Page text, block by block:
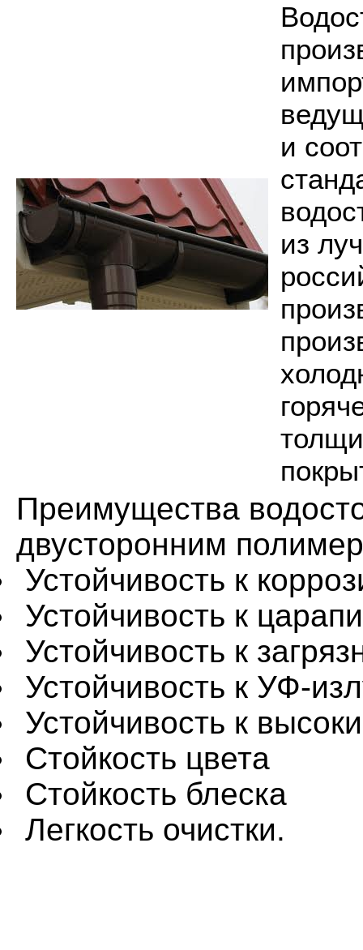
и
из
Преимущества
двусторонним
Устойчивость к
Устойчивость к
Устойчивость к
Устойчивость к УФ-
Устойчивость к
Стойкость цвета
Стойкость блеска
Легкость очистки.